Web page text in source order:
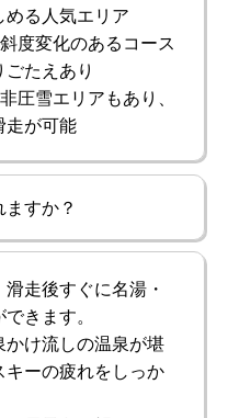
める人気エリア
度変化のあるコース
たえあり
圧雪エリアもあり、
走が可能
すか？
走後すぐに名湯・
きます。
かけ流しの温泉が堪
ーの疲れをしっか